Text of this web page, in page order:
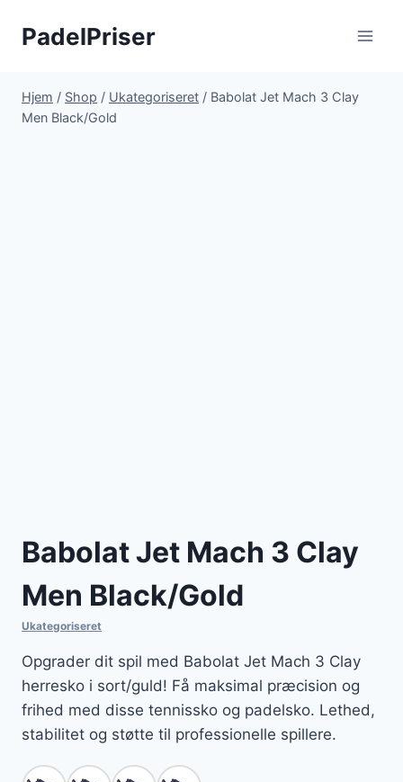
PadelPriser
Hjem / Shop / Ukategoriseret / Babolat Jet Mach 3 Clay
Men Black/Gold
Babolat Jet Mach 3 Clay
Men Black/Gold
Ukategoriseret
Opgrader dit spil med Babolat Jet Mach 3 Clay
herresko i sort/guld! Få maksimal præcision og
frihed med disse tennissko og padelsko. Lethed,
stabilitet og støtte til professionelle spillere.